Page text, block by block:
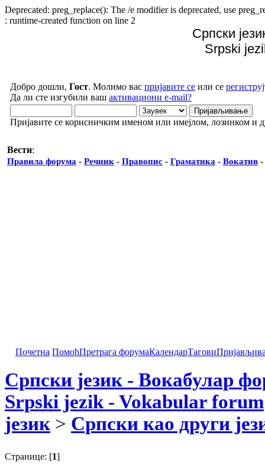
Deprecated: preg_replace(): The /e modifier is deprecated, use
: runtime-created function on line 2
Српски
Srpski
Добро дошли, Гост. Молимо вас пријавите се или се
Да ли сте изгубили ваш активациони e-mail?
Пријавите се корисничким именом или имејлом, лозинком и
Вести:
Правила форума - Речник - Правопис - Граматика - Вокатив -
Почетна ПомоћПретрага форумаКалендарТагови
Српски језик - Вокабулар
Srpski jezik - Vokabular forum
језик > Српски као други
Странице: [1]